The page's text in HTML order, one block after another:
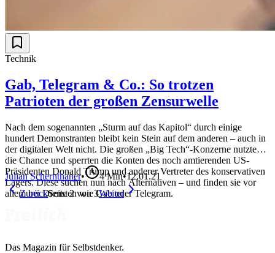
Technik
Gab, Telegram & Co.: So trotzen
Patrioten der großen Zensurwelle
Nach dem sogenannten „Sturm auf das Kapitol“ durch einige
hundert Demonstranten bleibt kein Stein auf dem anderen – auch in
der digitalen Welt nicht. Die großen „Big Tech“-Konzerne nutzten
die Chance und sperrten die Konten des noch amtierenden US-
Präsidenten Donald Trump und anderer Vertreter des konservativen
Lagers. Diese suchen nun nach Alternativen – und finden sie vor
allem bei Diensten wie Gab oder Telegram.
Julian Schernthaner• 4Min•12.01.21
ZurückSeite2von3Weiter
Das Magazin für Selbstdenker.